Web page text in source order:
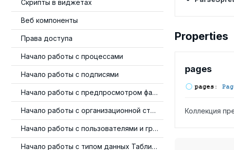
Скрипты в виджетах
Веб компоненты
Права доступа
Начало работы с процессами
Начало работы с подписями
Начало работы с предпросмотром файлов
Начало работы с организационной структурой
Начало работы с пользователями и группами
Начало работы с типом данных Таблица
Properties
pages
pages :
Коллекция